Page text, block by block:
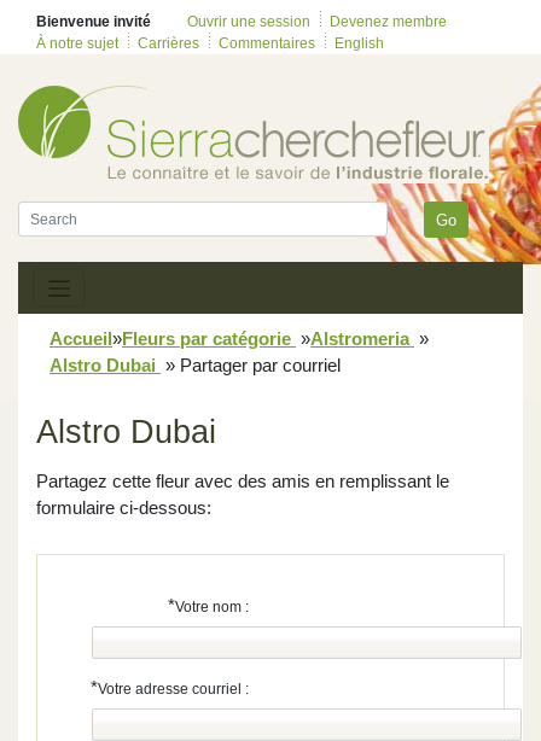
Bienvenue invité Ouvrir une session
Devenez membre
À notre sujet
Carrières Commentaires English
Go
Accueil»Fleurs par catégorie »Alstromeria »
Alstro Dubai » Partager par courriel
Alstro Dubai
Partagez cette fleur avec des amis en remplissant le
formulaire ci-dessous:
*Votre nom :
*Votre adresse courriel :